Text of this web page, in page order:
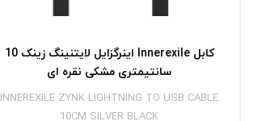
کابل Innerexile اینرگزایل لایتنینگ زینک 10
سانتیمتری مشکی نقره ای
INNEREXILE ZYNK LIGHTNING TO USB CABLE
10CM SILVER BLACK